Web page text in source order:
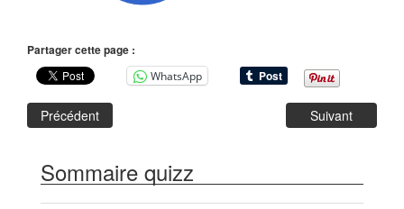
Partager cette page :
WhatsApp
Précédent Suivant
Sommaire quizz